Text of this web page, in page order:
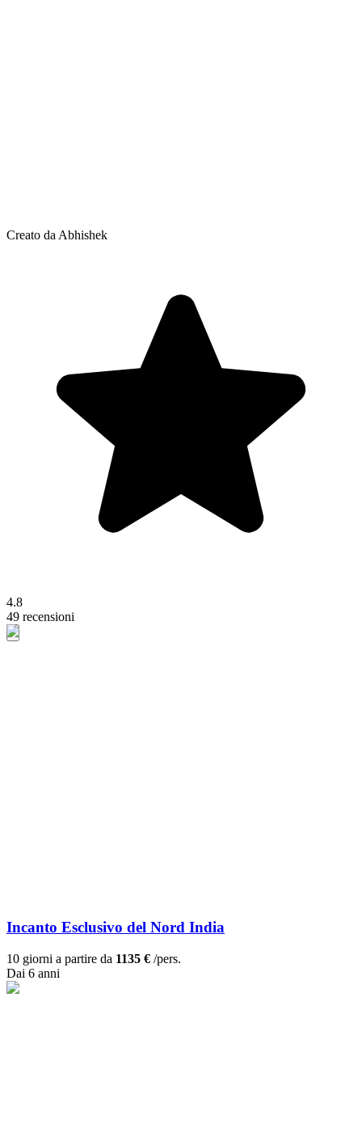
Creato da Abhishek
4.8
49 recensioni
Incanto Esclusivo del Nord India
10 giorni a partire da 1135 € /pers.
Dai 6 anni